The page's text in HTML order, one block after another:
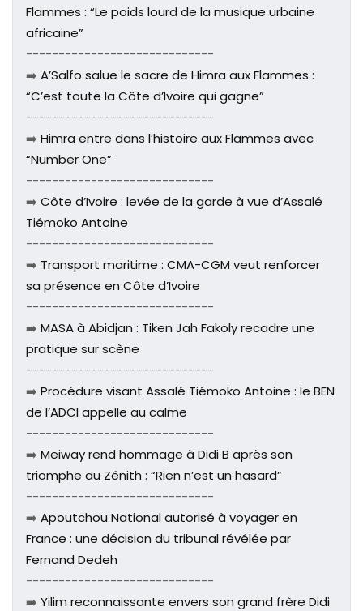
Flammes : “Le poids lourd de la musique urbaine
africaine”
-----------------------------
➡️ A’Salfo salue le sacre de Himra aux Flammes :
“C’est toute la Côte d’Ivoire qui gagne”
-----------------------------
➡️ Himra entre dans l’histoire aux Flammes avec
“Number One”
-----------------------------
➡️ Côte d’Ivoire : levée de la garde à vue d’Assalé
Tiémoko Antoine
-----------------------------
➡️ Transport maritime : CMA-CGM veut renforcer
sa présence en Côte d’Ivoire
-----------------------------
➡️ MASA à Abidjan : Tiken Jah Fakoly recadre une
pratique sur scène
-----------------------------
➡️ Procédure visant Assalé Tiémoko Antoine : le BEN
de l’ADCI appelle au calme
-----------------------------
➡️ Meiway rend hommage à Didi B après son
triomphe au Zénith : “Rien n’est un hasard”
-----------------------------
➡️ Apoutchou National autorisé à voyager en
France : une décision du tribunal révélée par
Fernand Dedeh
-----------------------------
➡️ Yilim reconnaissante envers son grand frère Didi